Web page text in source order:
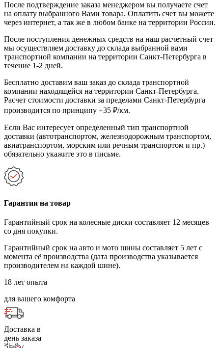
После подтверждение заказа менеджером вы получаете счет
на оплату выбранного Вами товара. Оплатить счет вы можете
через интернет, а так же в любом банке на территории России.
После поступления денежных средств на наш расчетный счет
мы осуществляем доставку до склада выбранной вами
транспортной компании на территории Санкт-Петербурга в
течение 1-2 дней.
Бесплатно доставим ваш заказ до склада транспортной
компании находящейся на территории Санкт-Петербурга.
Расчет стоимости доставки за пределами Санкт-Петербурга
производится по принципу +35 ₽/км.
Если Вас интересует определенный тип транспортной
доставки (автотранспортом, железнодорожным транспортом,
авиатранспортом, морским или речным транспортом и пр.)
обязательно укажите это в письме.
Гарантии на товар
Гарантийный срок на колесные диски составляет 12 месяцев
со дня покупки.
Гарантийный срок на авто и мото шины составляет 5 лет с
момента её производства (дата производства указывается
производителем на каждой шине).
18 лет опыта
для вашего комфорта
Доставка в
день заказа